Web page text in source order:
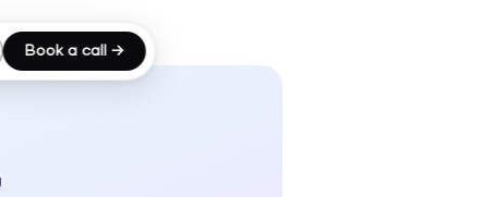
Book a call →